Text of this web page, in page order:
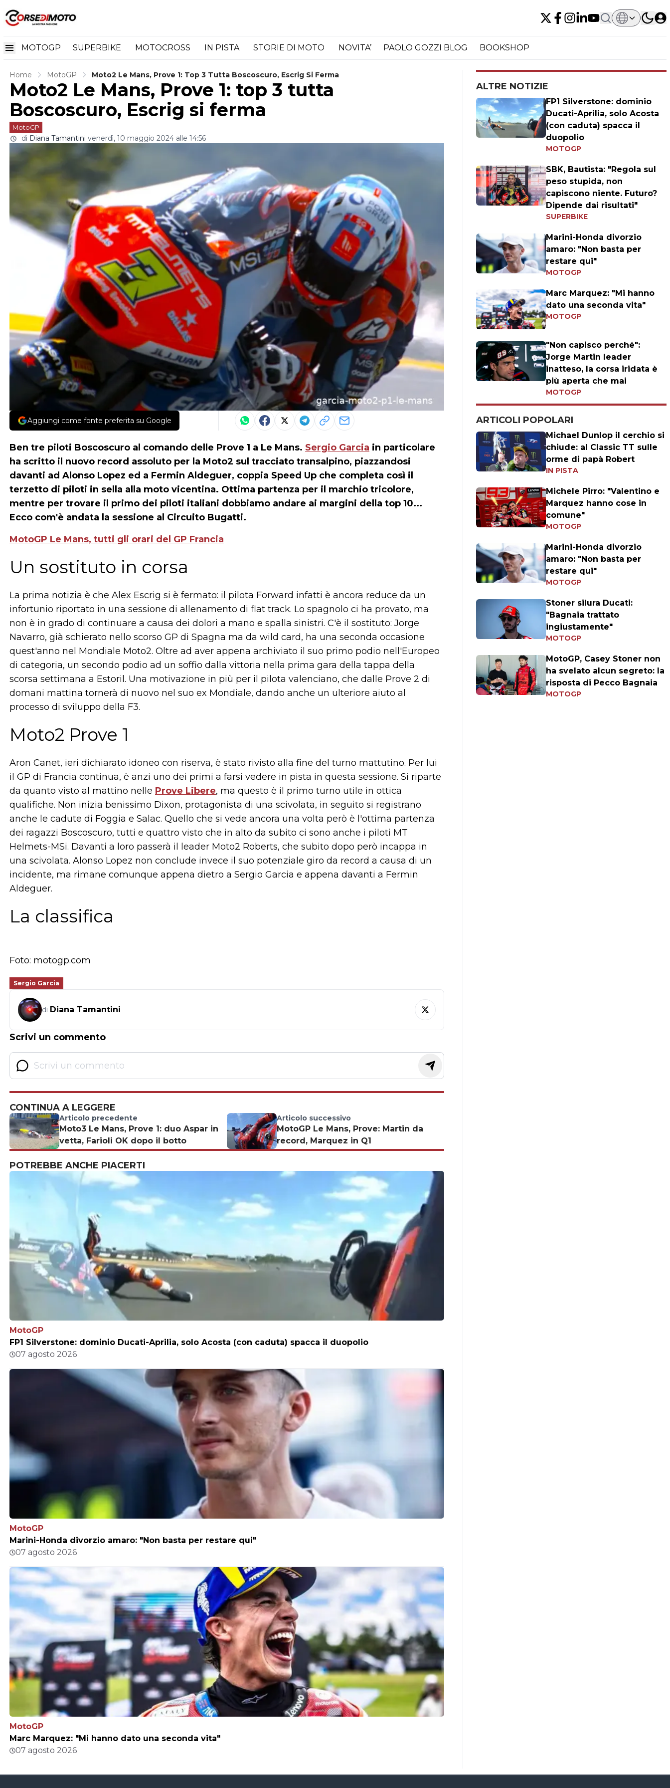
MOTOGP SUPERBIKE MOTOCROSS IN PISTA STORIE DI MOTO NOVITA’ PAOLO GOZZI BLOG BOOKSHOP
Home MotoGP Moto2 Le Mans, Prove 1: Top 3 Tutta Boscoscuro, Escrig Si Ferma
Moto2 Le Mans, Prove 1: top 3 tutta
Boscoscuro, Escrig si ferma
MotoGP
di Diana Tamantini venerdì, 10 maggio 2024 alle 14:56
Aggiungi come fonte preferita su Google
Ben tre piloti Boscoscuro al comando delle Prove 1 a Le Mans. Sergio Garcia in particolare
ha scritto il nuovo record assoluto per la Moto2 sul tracciato transalpino, piazzandosi
davanti ad Alonso Lopez ed a Fermin Aldeguer, coppia Speed Up che completa così il
terzetto di piloti in sella alla moto vicentina. Ottima partenza per il marchio tricolore,
mentre per trovare il primo dei piloti italiani dobbiamo andare ai margini della top 10...
Ecco com'è andata la sessione al Circuito Bugatti.
MotoGP Le Mans, tutti gli orari del GP Francia
Un sostituto in corsa
La prima notizia è che Alex Escrig si è fermato: il pilota Forward infatti è ancora reduce da un
infortunio riportato in una sessione di allenamento di flat track. Lo spagnolo ci ha provato, ma
non è in grado di continuare a causa dei dolori a mano e spalla sinistri. C'è il sostituto: Jorge
Navarro, già schierato nello scorso GP di Spagna ma da wild card, ha una seconda occasione
quest'anno nel Mondiale Moto2. Oltre ad aver appena archiviato il suo primo podio nell'Europeo
di categoria, un secondo podio ad un soffio dalla vittoria nella prima gara della tappa della
scorsa settimana a Estoril. Una motivazione in più per il pilota valenciano, che dalle Prove 2 di
domani mattina tornerà di nuovo nel suo ex Mondiale, dando anche un ulteriore aiuto al
processo di sviluppo della F3.
Moto2 Prove 1
Aron Canet, ieri dichiarato idoneo con riserva, è stato rivisto alla fine del turno mattutino. Per lui
il GP di Francia continua, è anzi uno dei primi a farsi vedere in pista in questa sessione. Si riparte
da quanto visto al mattino nelle Prove Libere, ma questo è il primo turno utile in ottica
qualifiche. Non inizia benissimo Dixon, protagonista di una scivolata, in seguito si registrano
anche le cadute di Foggia e Salac. Quello che si vede ancora una volta però è l'ottima partenza
dei ragazzi Boscoscuro, tutti e quattro visto che in alto da subito ci sono anche i piloti MT
Helmets-MSi. Davanti a loro passerà il leader Moto2 Roberts, che subito dopo però incappa in
una scivolata. Alonso Lopez non conclude invece il suo potenziale giro da record a causa di un
incidente, ma rimane comunque appena dietro a Sergio Garcia e appena davanti a Fermin
Aldeguer.
La classifica
Foto: motogp.com
Sergio Garcia
di Diana Tamantini
Scrivi un commento
CONTINUA A LEGGERE
Articolo precedente
Moto3 Le Mans, Prove 1: duo Aspar in
vetta, Farioli OK dopo il botto
Articolo successivo
MotoGP Le Mans, Prove: Martin da
record, Marquez in Q1
POTREBBE ANCHE PIACERTI
MotoGP
FP1 Silverstone: dominio Ducati-Aprilia, solo Acosta (con caduta) spacca il duopolio
07 agosto 2026
MotoGP
Marini-Honda divorzio amaro: "Non basta per restare qui"
07 agosto 2026
MotoGP
Marc Marquez: "Mi hanno dato una seconda vita"
07 agosto 2026
ALTRE NOTIZIE
FP1 Silverstone: dominio
Ducati-Aprilia, solo Acosta
(con caduta) spacca il
duopolio
MOTOGP
SBK, Bautista: "Regola sul
peso stupida, non
capiscono niente. Futuro?
Dipende dai risultati"
SUPERBIKE
Marini-Honda divorzio
amaro: "Non basta per
restare qui"
MOTOGP
Marc Marquez: "Mi hanno
dato una seconda vita"
MOTOGP
"Non capisco perché":
Jorge Martin leader
inatteso, la corsa iridata è
più aperta che mai
MOTOGP
ARTICOLI POPOLARI
Michael Dunlop il cerchio si
chiude: al Classic TT sulle
orme di papà Robert
IN PISTA
Michele Pirro: "Valentino e
Marquez hanno cose in
comune"
MOTOGP
Marini-Honda divorzio
amaro: "Non basta per
restare qui"
MOTOGP
Stoner silura Ducati:
"Bagnaia trattato
ingiustamente"
MOTOGP
MotoGP, Casey Stoner non
ha svelato alcun segreto: la
risposta di Pecco Bagnaia
MOTOGP